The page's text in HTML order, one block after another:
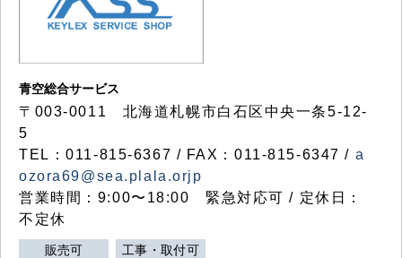
青空総合サービス
〒003-0011 北海道札幌市白石区中央一条5-12-
5
TEL：011-815-6367 / FAX：011-815-6347 / a
ozora69@sea.plala.orjp
営業時間：9:00〜18:00 緊急対応可 / 定休日：
不定休
販売可 工事・取付可